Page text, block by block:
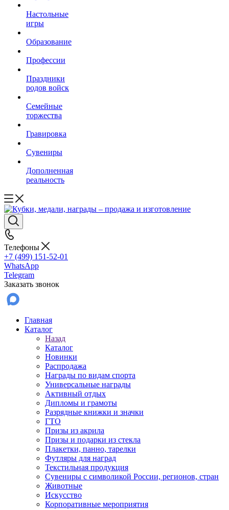
Настольные
игры
Образование
Профессии
Праздники
родов войск
Семейные
торжества
Гравировка
Сувениры
Дополненная
реальность
Телефоны
+7 (499) 151-52-01
WhatsApp
Telegram
Заказать звонок
Главная
Каталог
Назад
Каталог
Новинки
Распродажа
Награды по видам спорта
Универсальные награды
Активный отдых
Дипломы и грамоты
Разрядные книжки и значки
ГТО
Призы из акрила
Призы и подарки из стекла
Плакетки, панно, тарелки
Футляры для наград
Текстильная продукция
Сувениры с символикой России, регионов, стран
Животные
Искусство
Корпоративные мероприятия